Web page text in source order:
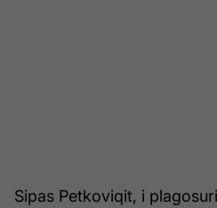
Sipas Petkoviqit, i